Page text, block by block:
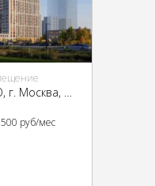
ЖК Открытый парк, ВАО, г. Москва, ЖК Открытый Парк к. 1.2
руб/мес